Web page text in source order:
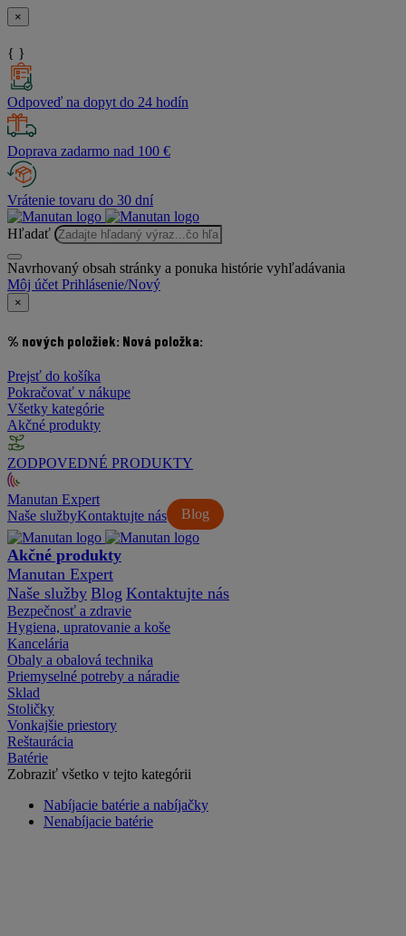
×
{ }
Odpoveď na dopyt do 24 hodín
Doprava zadarmo nad 100 €
Vrátenie tovaru do 30 dní
Hľadať
Navrhovaný obsah stránky a ponuka histórie vyhľadávania
Môj účet Prihlásenie/Nový
×
% nových položiek: Nová položka:
Prejsť do košíka
Pokračovať v nákupe
Všetky kategórie
Akčné produkty
ZODPOVEDNÉ PRODUKTY
Manutan Expert
Naše služby
Blog
Kontaktujte nás
Akčné produkty
Manutan Expert
Naše služby Blog Kontaktujte nás
Bezpečnosť a zdravie
Hygiena, upratovanie a koše
Kancelária
Obaly a obalová technika
Priemyselné potreby a náradie
Sklad
Stoličky
Vonkajšie priestory
Reštaurácia
Batérie
Zobraziť všetko v tejto kategórii
Nabíjacie batérie a nabíjačky
Nenabíjacie batérie